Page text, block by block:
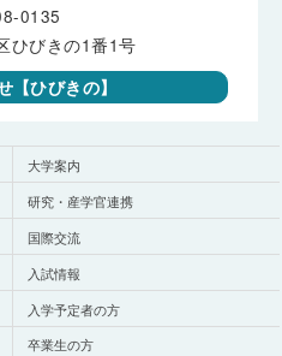
大学案内
研究・産学官連携
国際交流
入試情報
入学予定者の方
卒業生の方
0135
ひびきの1番1号
【ひびきの】